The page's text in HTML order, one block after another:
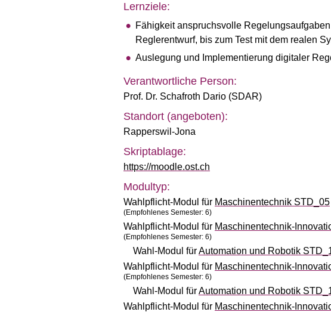
Lernziele:
Fähigkeit anspruchsvolle
Reglerentwurf, bis zum Test mit dem realen
Auslegung und Implementierung digitaler
Verantwortliche Person:
Prof. Dr. Schafroth Dario (SDAR)
Standort (angeboten):
Rapperswil-Jona
Skriptablage:
https://moodle.ost.ch
Modultyp:
Wahlpflicht-Modul für Maschinentechnik STD_05
(Empfohlenes Semester: 6)
Wahlpflicht-Modul für Maschinentechnik-
(Empfohlenes Semester: 6)
Wahl-Modul fürAutomation und Robotik
Wahlpflicht-Modul für Maschinentechnik-
(Empfohlenes Semester: 6)
Wahl-Modul fürAutomation und Robotik
Wahlpflicht-Modul für Maschinentechnik-